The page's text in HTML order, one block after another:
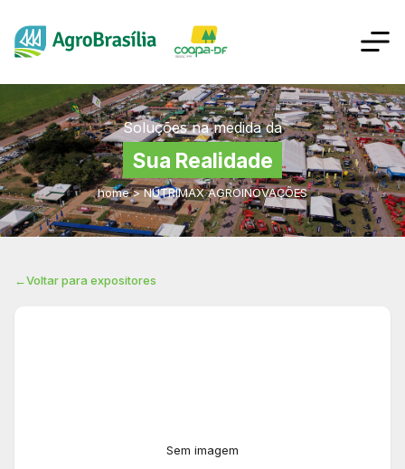
Soluções na medida da
Sua Realidade
home > NUTRIMAX AGROINOVAÇÕES
←Voltar para expositores
Sem imagem